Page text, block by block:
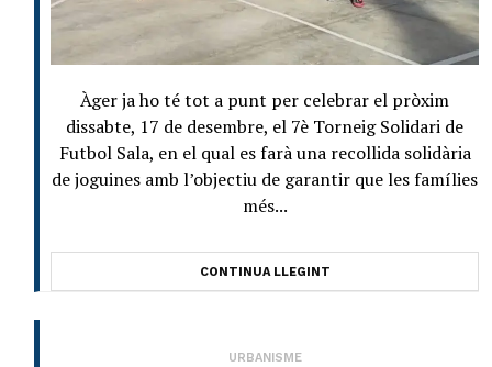
Àger ja ho té tot a punt per celebrar el pròxim
dissabte, 17 de desembre, el 7è Torneig Solidari de
Futbol Sala, en el qual es farà una recollida solidària
de joguines amb l’objectiu de garantir que les famílies
més...
CONTINUA LLEGINT
URBANISME